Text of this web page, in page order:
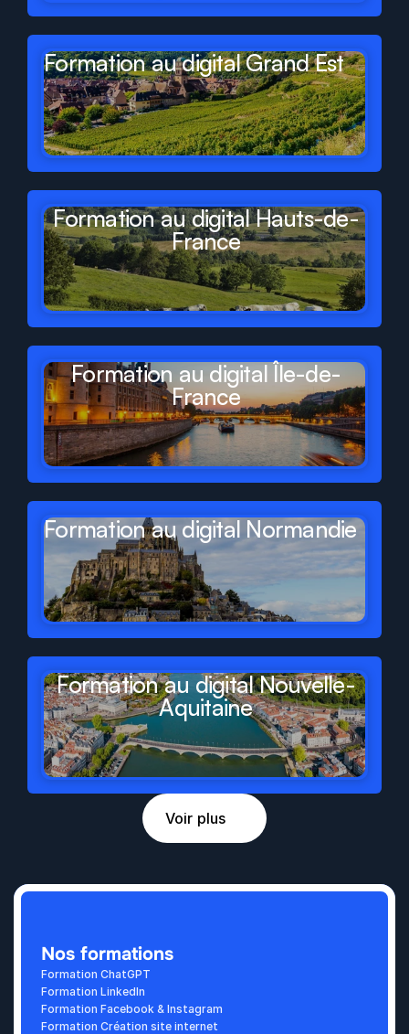
Formation au digital Grand Est
Formation au digital Hauts-de-
France
Formation au digital Île-de-
France
Formation au digital Normandie
Formation au digital Nouvelle-
Aquitaine
Voir plus
Nos formations
Formation ChatGPT
Formation LinkedIn
Formation Facebook & Instagram
Formation Création site internet